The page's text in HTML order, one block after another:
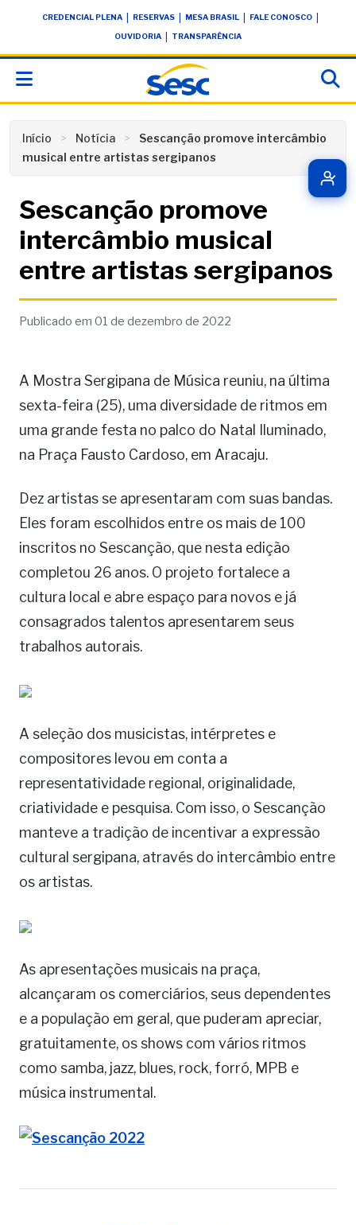
conteúdoCREDENCIAL PLENA RESERVAS MESA BRASIL FALE CONOSCO
OUVIDORIA TRANSPARÊNCIA
Início Notícia
Sescanção promove intercâmbio
musical entre artistas sergipanos
Sescanção promove
intercâmbio musical
entre artistas sergipanos
Publicado em 01 de dezembro de 2022
A Mostra Sergipana de Música reuniu, na última
sexta-feira (25), uma diversidade de ritmos em
uma grande festa no palco do Natal Iluminado,
na Praça Fausto Cardoso, em Aracaju.
Dez artistas se apresentaram com suas bandas.
Eles foram escolhidos entre os mais de 100
inscritos no Sescanção, que nesta edição
completou 26 anos. O projeto fortalece a
cultura local e abre espaço para novos e já
consagrados talentos apresentarem seus
trabalhos autorais.
A seleção dos musicistas, intérpretes e
compositores levou em conta a
representatividade regional, originalidade,
criatividade e pesquisa. Com isso, o Sescanção
manteve a tradição de incentivar a expressão
cultural sergipana, através do intercâmbio entre
os artistas.
As apresentações musicais na praça,
alcançaram os comerciários, seus dependentes
e a população em geral, que puderam apreciar,
gratuitamente, os shows com vários ritmos
como samba, jazz, blues, rock, forró, MPB e
música instrumental.